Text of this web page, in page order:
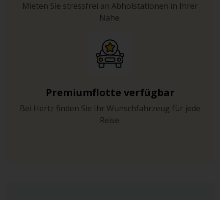
Mieten Sie stressfrei an Abholstationen in Ihrer
Nähe.
Premiumflotte verfügbar
Bei Hertz finden Sie Ihr Wunschfahrzeug für jede
Reise.